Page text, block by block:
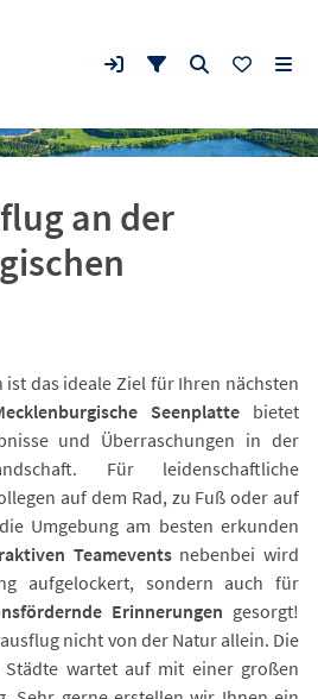
an der
ist das ideale Ziel für Ihren nächsten
Seenplatte bietet
und Überraschungen in der
Für leidenschaftliche
auf dem Rad, zu Fuß oder auf
Umgebung am besten erkunden
Teameventsnebenbei wird
aufgelockert, sondern auch für
Erinnerungen gesorgt!
nicht von der Natur allein. Die
Städte wartet auf mit einer großen